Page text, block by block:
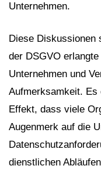
Unternehmen.
Diese Diskussionen
der DSGVO
Unternehmen und
Aufmerksamkeit.
Effekt, dass viele
Augenmerk auf die
dienstlichen